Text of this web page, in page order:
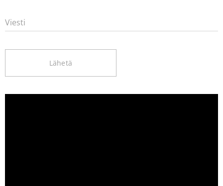
Viesti
Lähetä